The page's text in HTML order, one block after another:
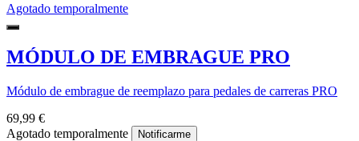
Agotado temporalmente
MÓDULO DE EMBRAGUE PRO
Módulo de embrague de reemplazo para pedales de carreras PRO
69,99 €
Agotado temporalmente
Notificarme